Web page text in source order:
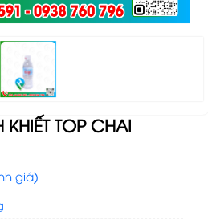
TOP CHAI
giá)